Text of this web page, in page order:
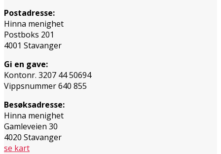
Postadresse:
Hinna menighet
Postboks 201
4001 Stavanger
Gi en gave:
Kontonr. 3207 44 50694
Vippsnummer 640 855
Besøksadresse:
Hinna menighet
Gamleveien 30
4020 Stavanger
se kart